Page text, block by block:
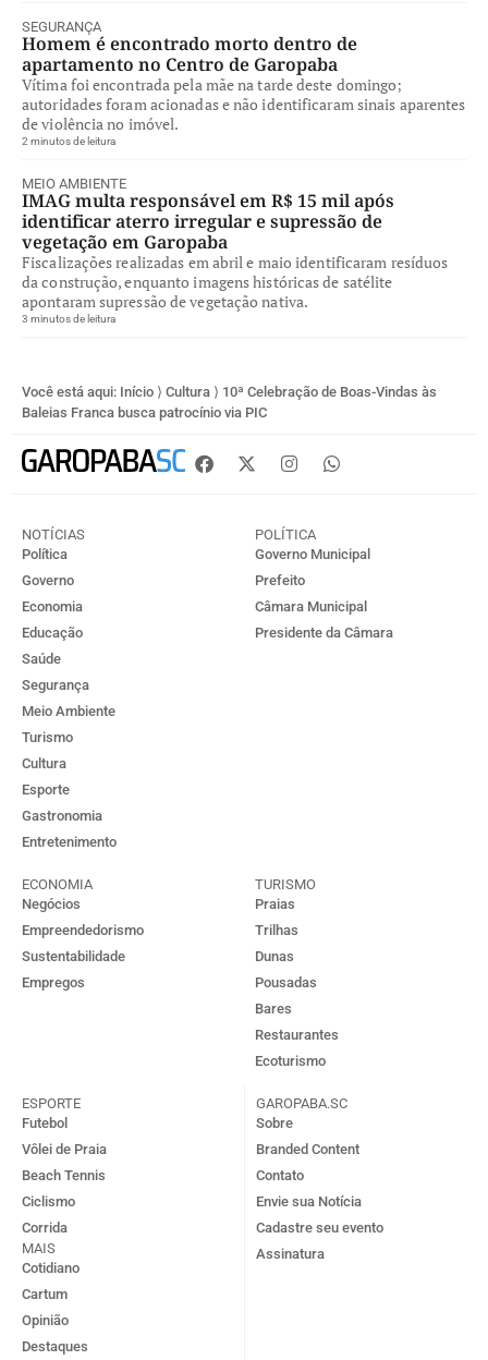
SEGURANÇA
Homem é encontrado morto dentro de
apartamento no Centro de Garopaba
Vítima foi encontrada pela mãe na tarde deste domingo;
autoridades foram acionadas e não identificaram sinais aparentes
de violência no imóvel.
2 minutos de leitura
MEIO AMBIENTE
IMAG multa responsável em R$ 15 mil após
identificar aterro irregular e supressão de
vegetação em Garopaba
Fiscalizações realizadas em abril e maio identificaram resíduos
da construção, enquanto imagens históricas de satélite
apontaram supressão de vegetação nativa.
3 minutos de leitura
Você está aqui: Início ⟩ Cultura ⟩ 10ª Celebração de Boas-Vindas às
Baleias Franca busca patrocínio via PIC
NOTÍCIAS
Política
Governo
Economia
Educação
Saúde
Segurança
Meio Ambiente
Turismo
Cultura
Esporte
Gastronomia
Entretenimento
POLÍTICA
Governo Municipal
Prefeito
Câmara Municipal
Presidente da Câmara
ECONOMIA
Negócios
Empreendedorismo
Sustentabilidade
Empregos
TURISMO
Praias
Trilhas
Dunas
Pousadas
Bares
Restaurantes
Ecoturismo
ESPORTE
Futebol
Vôlei de Praia
Beach Tennis
Ciclismo
Corrida
MAIS
Cotidiano
Cartum
Opinião
Destaques
GAROPABA.SC
Sobre
Branded Content
Contato
Envie sua Notícia
Cadastre seu evento
Assinatura